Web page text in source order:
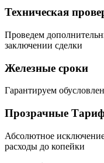
Техническая
Проведем
заключении сделки
Железные сроки
Гарантируем
Прозрачные
Абсолютное
расходы до копейки